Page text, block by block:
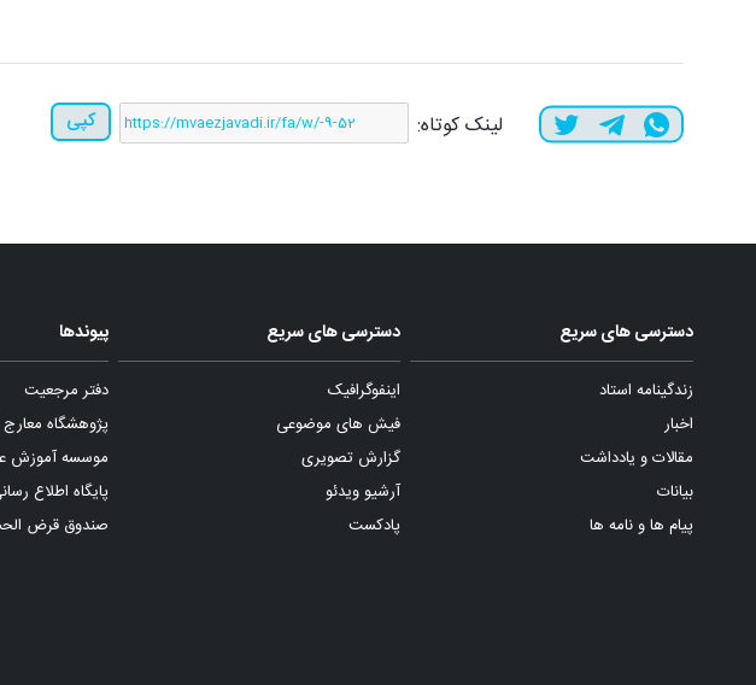
لینک کوتاه: کپی
دسترسی های سریع
زندگینامه استاد
اخبار
مقالات و یادداشت
بیانات
پیام ها و نامه ها
دسترسی های سریع
اینفوگرافیک
فیش های موضوعی
گزارش تصویری
آرشیو ویدئو
پادکست
پیوندها
دفتر مرجعیت
پژوهشگاه معارج
موسسه آموزش
پایگاه اطلاع
صندوق قرض